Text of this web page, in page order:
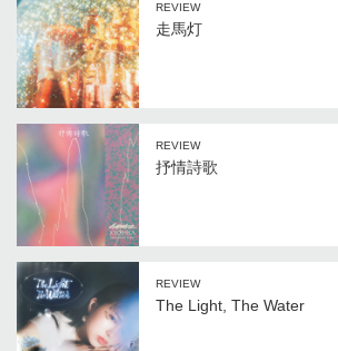
REVIEW
走馬灯
REVIEW
抒情詩歌
REVIEW
The Light, The Water